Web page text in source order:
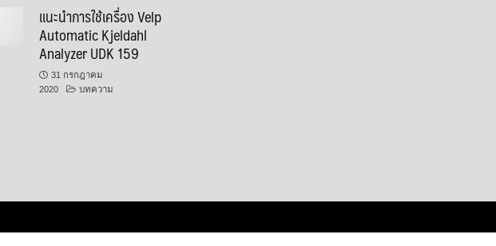
แนะนำการใช้เครื่อง Velp
Automatic Kjeldahl
Analyzer UDK 159
31 กรกฎาคม
2020
บทความ